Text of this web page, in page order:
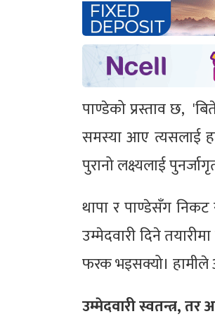
पाण्डेको प्रस्ताव छ,
समस्या आए त्यसलाई
पुरानो लक्ष्यलाई
थापा र पाण्डेसँग
उम्मेदवारी दिने
फरक भइसक्यो। हामीले
उम्मेदवारी स्वतन्त्र, तर